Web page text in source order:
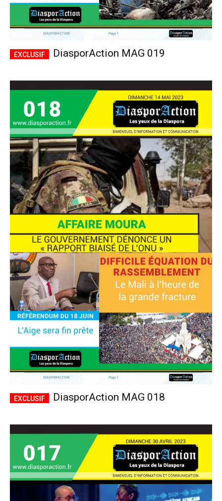
DiasporAction MAG 019
DiasporAction MAG 018